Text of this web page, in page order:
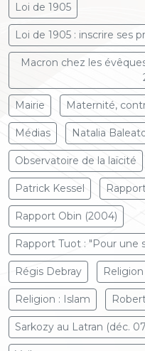
Loi de 1905
Loi de 1905 : inscrire ses
Macron chez les
Mairie Maternité,
Médias Natalia
Observatoire de la laïcité
Patrick Kessel
Rapport Obin (2004)
Rapport Tuot : "Pour une
Régis Debray
Religion : Islam
Sarkozy au Latran (déc.